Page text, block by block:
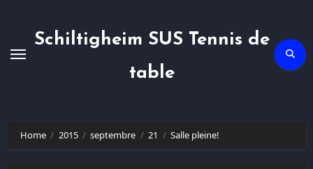
Schiltigheim SUS Tennis de
table
Home 2015 septembre 21 Salle pleine!